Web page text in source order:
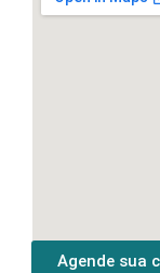
Agende sua